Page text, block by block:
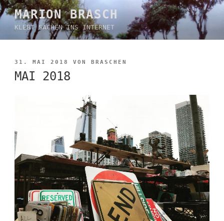
Zum
Inhalt
springen
MARION BRASCH
KLEBT SACHEN INS INTERNET
VERÖFFENTLICHT
AM
31. MAI 2018 VON BRASCHEN
MAI 2018